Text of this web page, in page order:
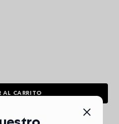
AL CARRITO
Envio gratis a partir de